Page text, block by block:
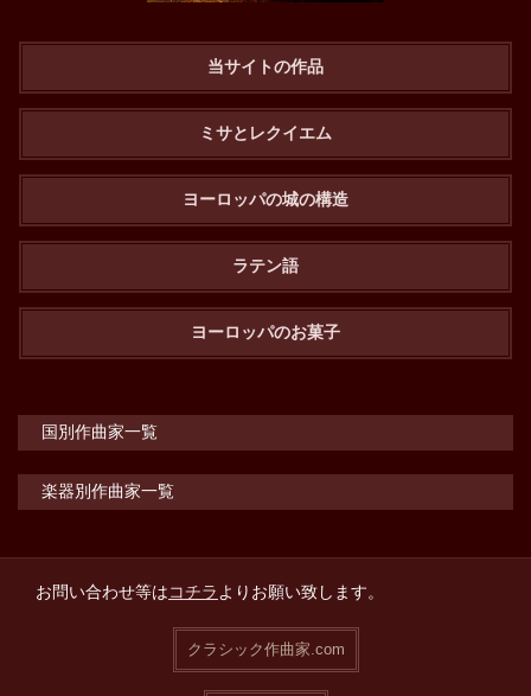
当サイトの作品
ミサとレクイエム
ヨーロッパの城の構造
ラテン語
ヨーロッパのお菓子
国別作曲家一覧
楽器別作曲家一覧
お問い合わせ等はコチラよりお願い致します。
クラシック作曲家.com